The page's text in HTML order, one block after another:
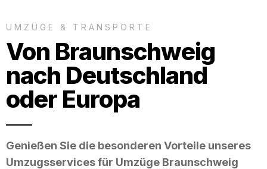
UMZÜGE & TRANSPORTE
Von Braunschweig
nach Deutschland
oder Europa
Genießen Sie die besonderen Vorteile unseres
Umzugsservices für Umzüge Braunschweig